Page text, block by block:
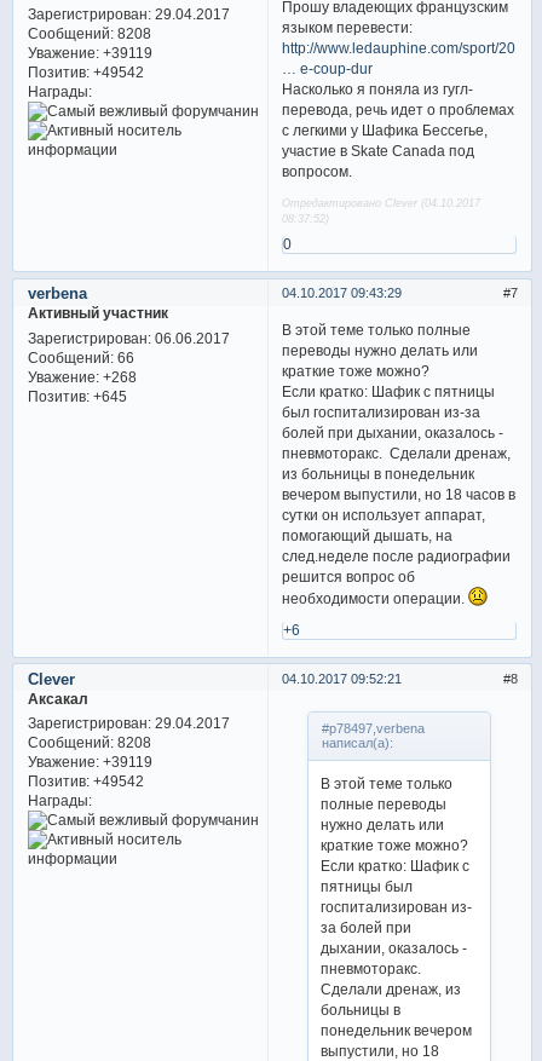
Зарегистрирован: 29.04.2017
Сообщений:8208
Уважение: +39119
Позитив: +49542
Награды:
Прошу владеющих французским
языком перевести:
http://www.ledauphine.com/sport/2017/
… e-coup-dur
Насколько я поняла из гугл-
перевода, речь идет о проблемах
с легкими у Шафика Бессегье,
участие в Skate Canada под
вопросом.
Отредактировано Clever (04.10.2017
08:37:52)
0
7
04.10.2017 09:43:29
verbena
Активный участник
Зарегистрирован: 06.06.2017
Сообщений:66
Уважение: +268
Позитив: +645
В этой теме только полные
переводы нужно делать или
краткие тоже можно?
Если кратко: Шафик с пятницы
был госпитализирован из-за
болей при дыхании, оказалось -
пневмоторакс. Сделали дренаж,
из больницы в понедельник
вечером выпустили, но 18 часов в
сутки он использует аппарат,
помогающий дышать, на
след.неделе после радиографии
решится вопрос об
необходимости операции.
+6
8
04.10.2017 09:52:21
Clever
Аксакал
Зарегистрирован: 29.04.2017
Сообщений:8208
Уважение: +39119
Позитив: +49542
Награды:
#p78497,verbena
написал(а):
В этой теме только
полные переводы
нужно делать или
краткие тоже можно?
Если кратко: Шафик с
пятницы был
госпитализирован из-
за болей при
дыхании, оказалось -
пневмоторакс.
Сделали дренаж, из
больницы в
понедельник вечером
выпустили, но 18